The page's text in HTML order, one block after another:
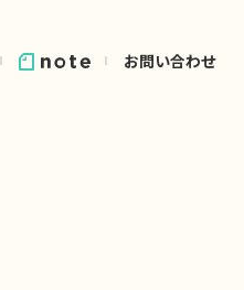
お問い合わせ